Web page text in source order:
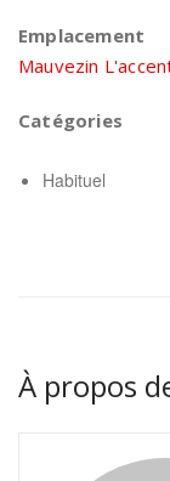
Emplacement
Mauvezin
Catégories
Habituel
À propos